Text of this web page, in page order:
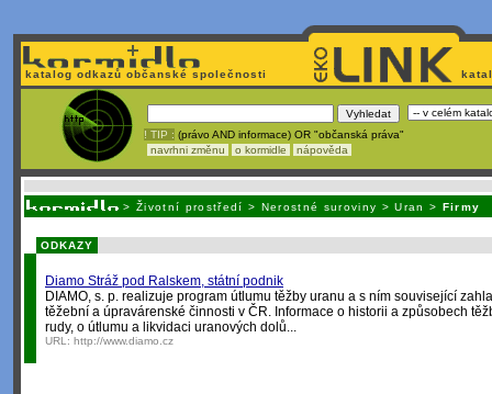
katalog odkazů občanské společnosti
! TIP : (právo AND informace) OR "občanská práva"
navrhni změnu
o kormidle nápověda
> Životní prostředí > Nerostné suroviny >Uran > Firmy
ODKAZY
Diamo Stráž pod Ralskem, státní podnik
DIAMO, s. p. realizuje program útlumu těžby uranu a s ním související
těžební a úpravárenské činnosti v ČR. Informace o historii a způsobech
rudy, o útlumu a likvidaci uranových dolů...
URL: http://www.diamo.cz